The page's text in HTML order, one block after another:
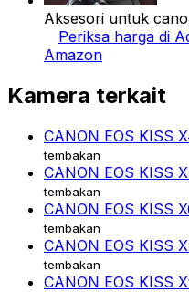
Aksesori untuk
Periksa harga di
Amazon
Kamera terkait
CANON EOS KISS
tembakan
CANON EOS KISS
tembakan
CANON EOS KISS
tembakan
CANON EOS KISS
tembakan
CANON EOS KISS